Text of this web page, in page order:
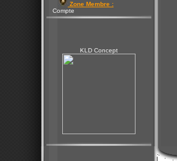
Zone Membre :
Compte
KLD Concept